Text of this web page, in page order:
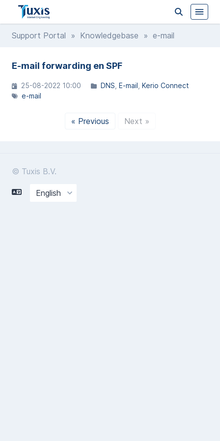
Support Portal » Knowledgebase » e-mail
E-mail forwarding en SPF
25-08-2022 10:00 DNS E-mail Kerio Connect
e-mail
« Previous Next »
© Tuxis B.V.